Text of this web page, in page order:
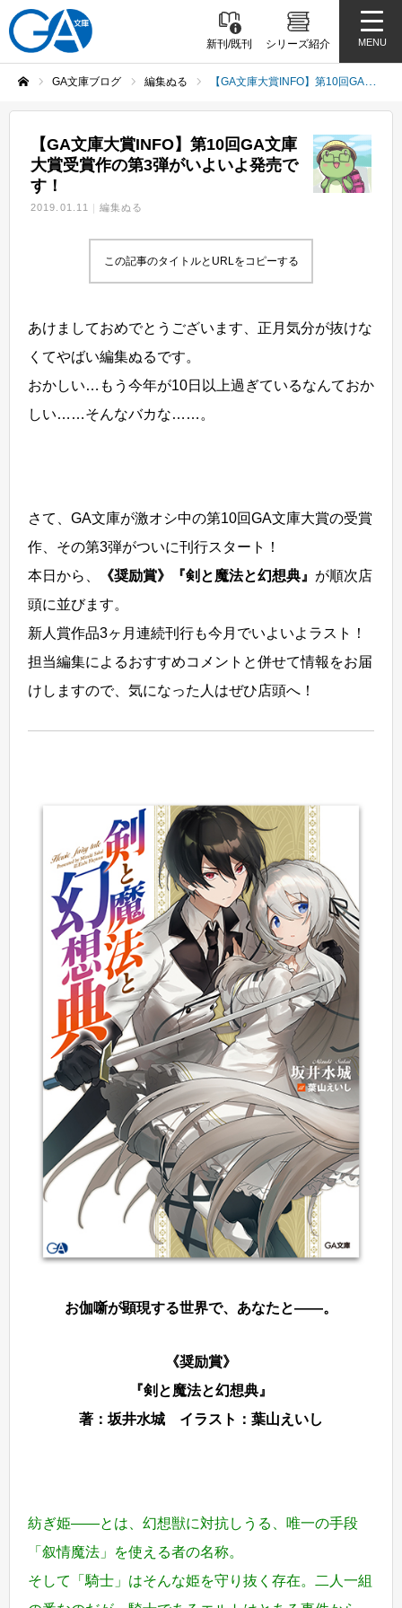
新刊/既刊 シリーズ紹介 MENU
GA文庫ブログ 編集ぬる 【GA文庫大賞INFO】第10回GA文庫大賞受賞作の第3弾がいよいよ発売です！
【GA文庫大賞INFO】第10回GA文庫
大賞受賞作の第3弾がいよいよ発売で
す！
2019.01.11 編集ぬる
この記事のタイトルとURLをコピーする
あけましておめでとうございます、正月気分が抜けな
くてやばい編集ぬるです。
おかしい…もう今年が10日以上過ぎているなんておか
しい……そんなバカな……。
さて、GA文庫が激オシ中の第10回GA文庫大賞の受賞
作、その第3弾がついに刊行スタート！
本日から、
《奨励賞》『剣と魔法と幻想典』 が順次店
頭に並びます。
新人賞作品3ヶ月連続刊行も今月でいよいよラスト！
担当編集によるおすすめコメントと併せて情報をお届
けしますので、気になった人はぜひ店頭へ！
お伽噺が顕現する世界で、あなたと――。
《奨励賞》
『剣と魔法と幻想典』
著：坂井水城 イラスト：葉山えいし
紡ぎ姫――とは、幻想獣に対抗しうる、唯一の手段
「叙情魔法」を使える者の名称。
そして「騎士」はそんな姫を守り抜く存在。二人一組